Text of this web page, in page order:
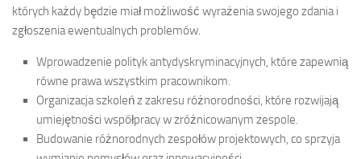
których każdy będzie miał możliwość wyrażenia swojego zdania i
zgłoszenia ewentualnych problemów.
Wprowadzenie polityk antydyskryminacyjnych, które zapewnią
równe prawa wszystkim pracownikom.
Organizacja szkoleń z zakresu różnorodności, które rozwijają
umiejętności współpracy w zróżnicowanym zespole.
Budowanie różnorodnych zespołów projektowych, co sprzyja